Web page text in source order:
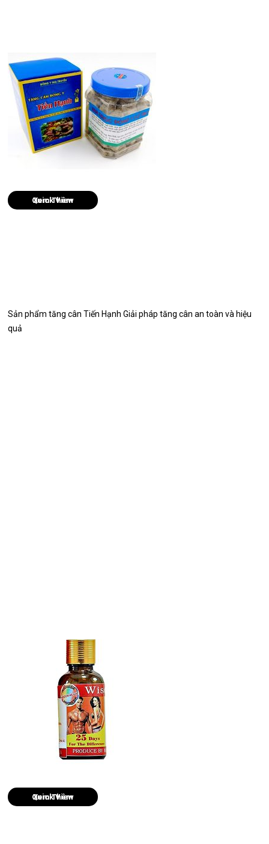
Quick View
Sản phẩm tăng cân Tiến Hạnh Giải pháp tăng cân an toàn và hiệu
quả
Quick View